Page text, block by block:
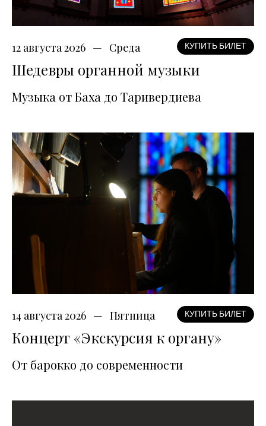
12 августа 2026 Среда КУПИТЬ БИЛЕТ
Шедевры органной музыки
Музыка от Баха до Таривердиева
14 августа 2026 Пятница КУПИТЬ БИЛЕТ
Концерт «Экскурсия к органу»
От барокко до современности